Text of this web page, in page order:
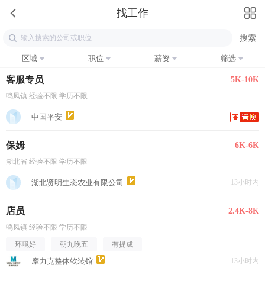
找工作
区域 职位 薪资 筛选
客服专员 5K-10K
鸣凤镇 经验不限 学历不限
中国平安
保姆 6K-6K
湖北省 经验不限 学历不限
湖北贤明生态农业有限公司 13小时内
店员 2.4K-8K
鸣凤镇 经验不限 学历不限
环境好 朝九晚五 有提成
摩力克整体软装馆 13小时内